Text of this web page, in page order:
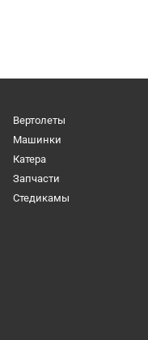
Вертолеты
Машинки
Катера
Запчасти
Cтедикамы